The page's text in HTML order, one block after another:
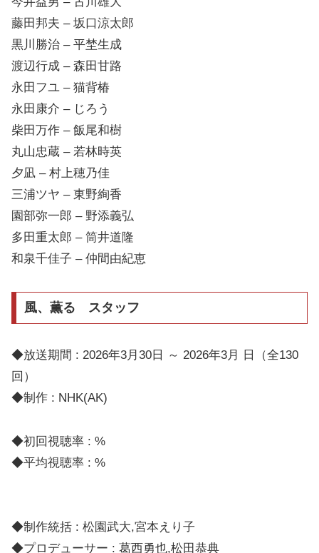
藤田邦夫 – 坂口涼太郎
黒川勝治 – 平埜生成
渡辺行成 – 森田甘路
永田フユ – 猫背椿
永田康介 – じろう
柴田万作 – 飯尾和樹
丸山忠蔵 – 若林時英
夕凪 – 村上穂乃佳
三浦ツヤ – 東野絢香
園部弥一郎 – 野添義弘
多田重太郎 – 筒井道隆
和泉千佳子 – 仲間由紀恵
風、薫る スタッフ
◆放送期間 : 2026年3月30日 ～ 2026年3月 日（全130
回）
◆制作 : NHK(AK)
◆初回視聴率 : %
◆平均視聴率 : %
◆制作統括 : 松園武大,宮本えり子
◆プロデューサー : 葛西勇也,松田恭典